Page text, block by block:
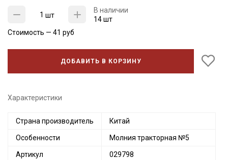
шт
В наличии
14 шт
Стоимость — 41 руб
ДОБАВИТЬ В КОРЗИНУ
Характеристики
Страна производитель Китай
Особенности Молния тракторная №5
Артикул 029798
Секретная рассылка от Купава
Мы публикуем здесь дополнительные